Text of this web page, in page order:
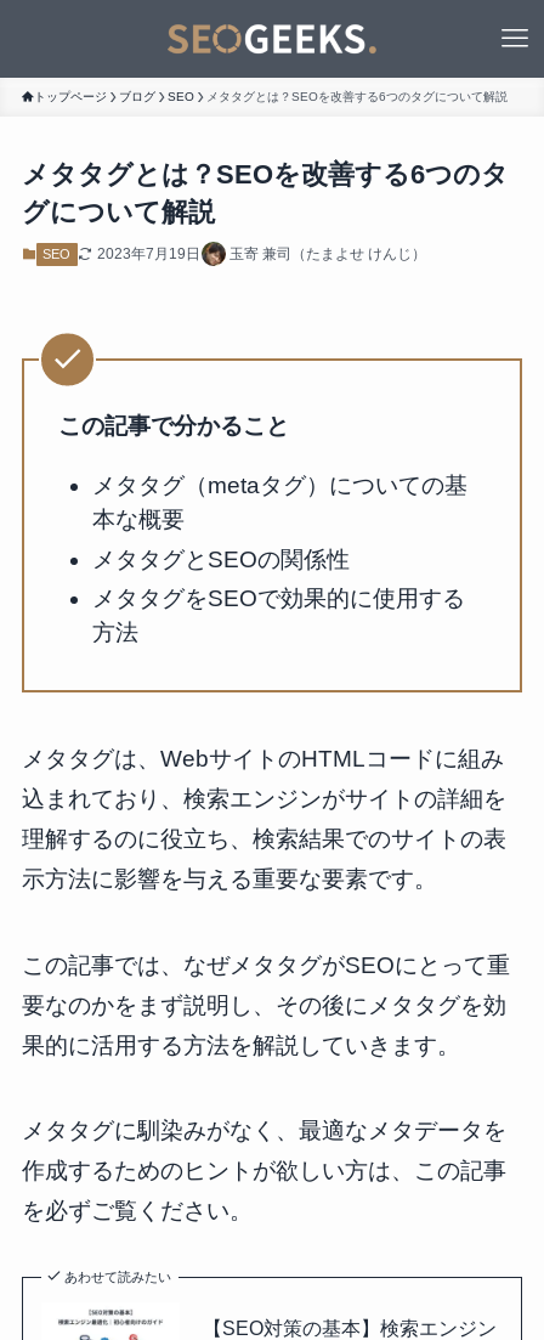
トップページ ブログ SEO メタタグとは？SEOを改善する6つのタグについて解説
メタタグとは？SEOを改善する6つのタ
グについて解説
SEO 2023年7月19日 玉寄 兼司（たまよせ けんじ）
この記事で分かること
メタタグ（metaタグ）についての基
本な概要
メタタグとSEOの関係性
メタタグをSEOで効果的に使用する
方法
メタタグは、WebサイトのHTMLコードに組み
込まれており、検索エンジンがサイトの詳細を
理解するのに役立ち、検索結果でのサイトの表
示方法に影響を与える重要な要素です。
この記事では、なぜメタタグがSEOにとって重
要なのかをまず説明し、その後にメタタグを効
果的に活用する方法を解説していきます。
メタタグに馴染みがなく、最適なメタデータを
作成するためのヒントが欲しい方は、この記事
を必ずご覧ください。
あわせて読みたい
【SEO対策の基本】検索エンジン